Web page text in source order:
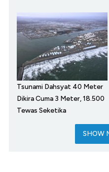
Tsunami Dahsyat 40 Meter
Dikira Cuma 3 Meter, 18.500
Tewas Seketika
SHOW